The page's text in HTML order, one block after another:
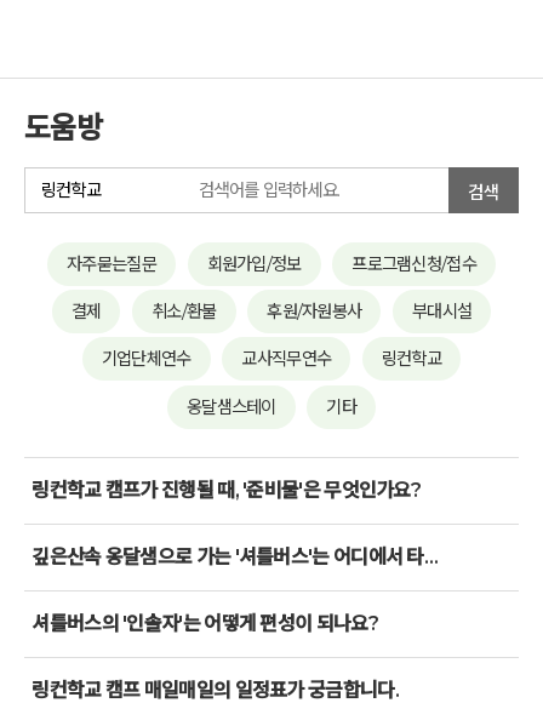
도움방
검색
자주묻는질문 회원가입/정보 프로그램신청/접수
결제 취소/환불 후원/자원봉사 부대시설
기업단체연수 교사직무연수 링컨학교
옹달샘스테이 기타
링컨학교 캠프가 진행될 때, '준비물'은 무엇인가요?
깊은산속 옹달샘으로 가는 '셔틀버스'는 어디에서 타나요?
셔틀버스의 '인솔자'는 어떻게 편성이 되나요?
링컨학교 캠프 매일매일의 일정표가 궁금합니다.